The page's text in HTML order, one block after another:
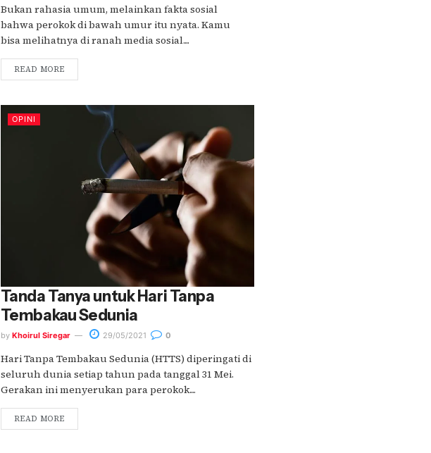
Bukan rahasia umum, melainkan fakta sosial
bahwa perokok di bawah umur itu nyata. Kamu
bisa melihatnya di ranah media sosial....
READ MORE
OPINI
Tanda Tanya untuk Hari Tanpa
Tembakau Sedunia
by Khoirul Siregar 29/05/2021 0
Hari Tanpa Tembakau Sedunia (HTTS) diperingati di
seluruh dunia setiap tahun pada tanggal 31 Mei.
Gerakan ini menyerukan para perokok....
READ MORE